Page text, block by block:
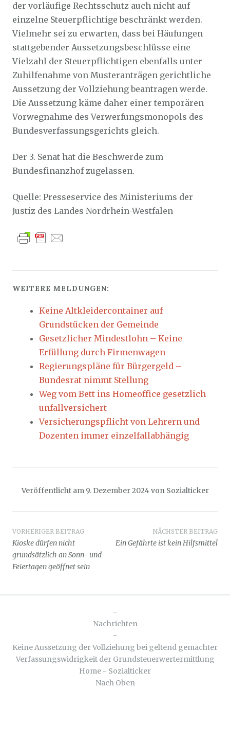
der vorläufige Rechtsschutz auch nicht auf
einzelne Steuerpflichtige beschränkt werden.
Vielmehr sei zu erwarten, dass bei Häufungen
stattgebender Aussetzungsbeschlüsse eine
Vielzahl der Steuerpflichtigen ebenfalls unter
Zuhilfenahme von Musteranträgen gerichtliche
Aussetzung der Vollziehung beantragen werde.
Die Aussetzung käme daher einer temporären
Vorwegnahme des Verwerfungsmonopols des
Bundesverfassungsgerichts gleich.
Der 3. Senat hat die Beschwerde zum
Bundesfinanzhof zugelassen.
Quelle: Presseservice des Ministeriums der
Justiz des Landes Nordrhein-Westfalen
WEITERE MELDUNGEN:
Keine Altkleidercontainer auf
Grundstücken der Gemeinde
Gesetzlicher Mindestlohn – Keine
Erfüllung durch Firmenwagen
Regierungspläne für Bürgergeld –
Bundesrat nimmt Stellung
Weg vom Bett ins Homeoffice gesetzlich
unfallversichert
Versicherungspflicht von Lehrern und
Dozenten immer einzelfallabhängig
Veröffentlicht am 9. Dezember 2024von Sozialticker
Beitragsnavigation
VORHERIGER BEITRAG
Kioske dürfen nicht
grundsätzlich an Sonn- und
Feiertagen geöffnet sein
NÄCHSTER BEITRAG
Ein Gefährte ist kein Hilfsmittel
-
Nachrichten
-
Keine Aussetzung der Vollziehung bei geltend gemachter
Verfassungswidrigkeit der Grundsteuerwertermittlung
Home - Sozialticker
Nach Oben